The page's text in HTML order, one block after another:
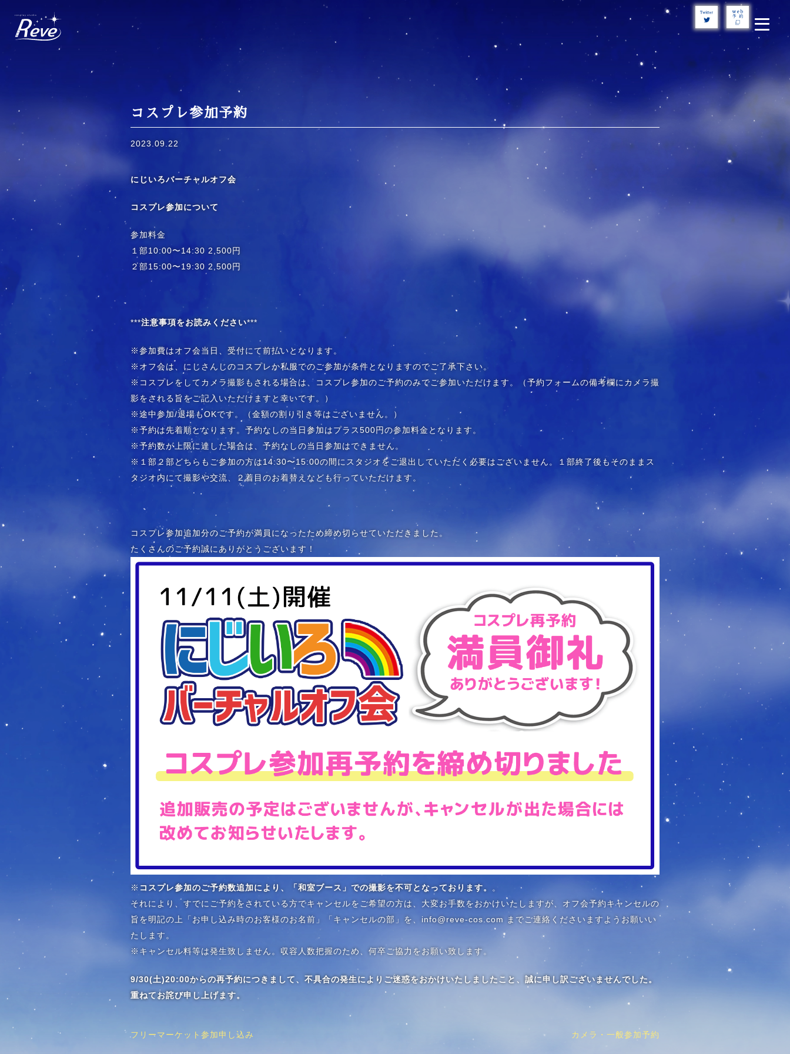
content
コスプレ参加予約
2023.09.22
にじいろバーチャルオフ会
コスプレ参加について
参加料金
１部10:00〜14:30 2,500円
２部15:00〜19:30 2,500円
***注意事項をお読みください***
※参加費はオフ会当日、受付にて前払いとなります。
※オフ会は、にじさんじのコスプレか私服でのご参加が条件となりますのでご了承下さい。
※コスプレをしてカメラ撮影もされる場合は、コスプレ参加のご予約のみでご参加いただけます。（予約フォームの備考欄にカメラ撮
影をされる旨をご記入いただけますと幸いです。）
※途中参加/退場もOKです。（金額の割り引き等はございません。）
※予約は先着順となります。予約なしの当日参加はプラス500円の参加料金となります。
※予約数が上限に達した場合は、予約なしの当日参加はできません。
※１部２部どちらもご参加の方は14:30〜15:00の間にスタジオをご退出していただく必要はございません。１部終了後もそのままス
タジオ内にて撮影や交流、２着目のお着替えなども行っていただけます。
コスプレ参加追加分のご予約が満員になったため締め切らせていただきました。
たくさんのご予約誠にありがとうございます！
※ コスプレ参加のご予約数追加により、「和室ブース」での撮影を不可となっております。 。
それにより、すでにご予約をされている方でキャンセルをご希望の方は、大変お手数をおかけいたしますが、オフ会予約キャンセルの
旨を明記の上「お申し込み時のお客様のお名前」「キャンセルの部」を、info@reve-cos.com までご連絡くださいますようお願いい
たします。
※キャンセル料等は発生致しません。収容人数把握のため、何卒ご協力をお願い致します。
9/30(土)20:00からの再予約につきまして、不具合の発生によりご迷惑をおかけいたしましたこと、誠に申し訳ございませんでした。
重ねてお詫び申し上げます。
投
フリーマーケット参加申し込み カメラ・一般参加予約